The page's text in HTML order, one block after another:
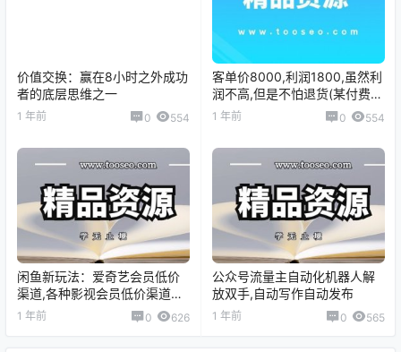
价值交换：赢在8小时之外成功
者的底层思维之一
1 年前 0 554
客单价8000,利润1800,虽然利
润不高,但是不怕退货(某付费文
章)
1 年前 0 554
闲鱼新玩法：爱奇艺会员低价
渠道,各种影视会员低价渠道详
解
1 年前 0 626
公众号流量主自动化机器人解
放双手,自动写作自动发布
1 年前 0 565